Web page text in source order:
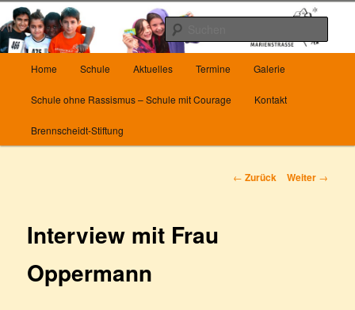
Zum
Inhalt
wechseln
Die Grundschule Marienstrasse in
Wuppertal
Herzlich Willkommen auf unserer Homepage
Home Schule Aktuelles Termine Galerie
Schule ohne Rassismus – Schule mit Courage Kontakt
Brennscheidt-Stiftung
Beitrags-
← Zurück Weiter →
Interview mit Frau
Oppermann